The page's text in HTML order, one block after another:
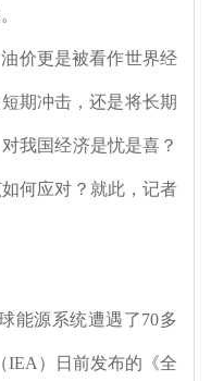
价更是被看作世界经
期冲击，还是将长期
我国经济是忧是喜？
何应对？就此，记者
能源系统遭遇了70多
IEA ）日前发布的《全